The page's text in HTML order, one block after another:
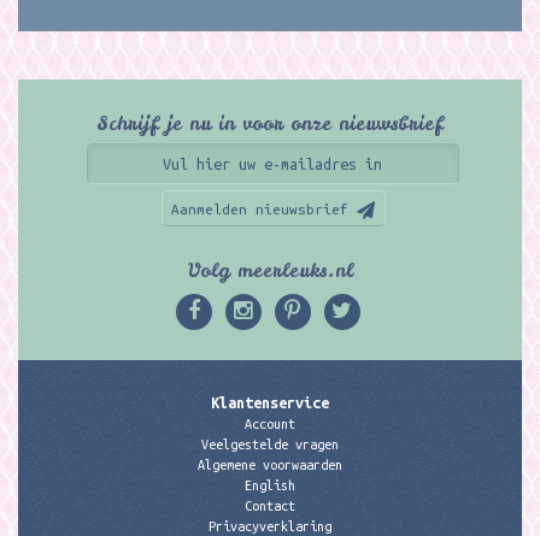
Schrijf je nu in voor onze nieuwsbrief
Aanmelden nieuwsbrief
Volg meerleuks.nl
Klantenservice
Account
Veelgestelde vragen
Algemene voorwaarden
English
Contact
Privacyverklaring